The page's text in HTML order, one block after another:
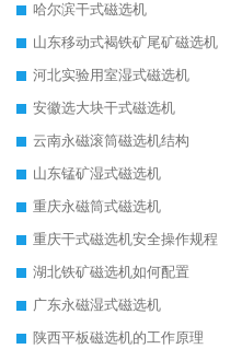
哈尔滨干式磁选机
山东移动式褐铁矿尾矿磁选机
河北实验用室湿式磁选机
安徽选大块干式磁选机
云南永磁滚筒磁选机结构
山东锰矿湿式磁选机
重庆永磁筒式磁选机
重庆干式磁选机安全操作规程
湖北铁矿磁选机如何配置
广东永磁湿式磁选机
陕西平板磁选机的工作原理